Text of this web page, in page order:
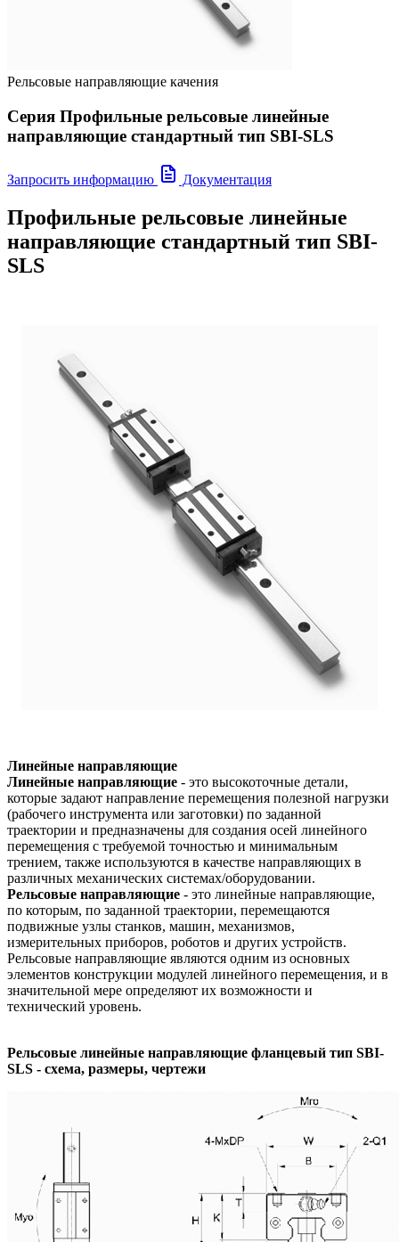
Рельсовые направляющие качения
Серия Профильные рельсовые линейные
направляющие стандартный тип SBI-SLS
Запросить информацию Документация
Профильные рельсовые линейные
направляющие стандартный тип SBI-
SLS
Линейные направляющие
Линейные направляющие - это высокоточные детали,
которые задают направление перемещения полезной нагрузки
(рабочего инструмента или заготовки) по заданной
траектории и предназначены для создания осей линейного
перемещения с требуемой точностью и минимальным
трением, также используются в качестве направляющих в
различных механических системах/оборудовании.
Рельсовые направляющие - это линейные направляющие,
по которым, по заданной траектории, перемещаются
подвижные узлы станков, машин, механизмов,
измерительных приборов, роботов и других устройств.
Рельсовые направляющие являются одним из основных
элементов конструкции модулей линейного перемещения, и в
значительной мере определяют их возможности и
технический уровень.
Рельсовые линейные направляющие фланцевый тип SBI-
SLS - схема, размеры, чертежи